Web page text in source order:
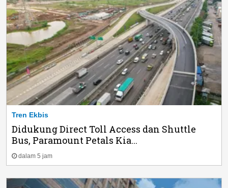
Tren Ekbis
Didukung Direct Toll Access dan Shuttle
Bus, Paramount Petals Kia...
dalam 5 jam